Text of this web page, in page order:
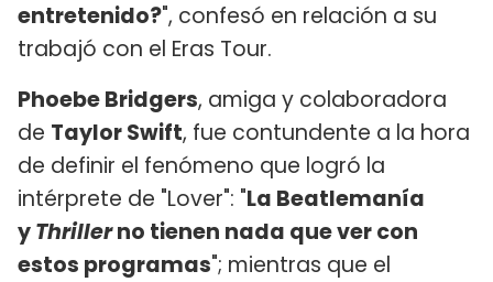
entretenido?", confesó en relación a su
trabajó con el Eras Tour.
Phoebe Bridgers, amiga y colaboradora
de Taylor Swift, fue contundente a la hora
de definir el fenómeno que logró la
intérprete de "Lover": "La Beatlemanía
yThrillerno tienen nada que ver con
estos programas"; mientras que el